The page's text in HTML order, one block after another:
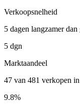
Verkoopsnelheid
5 dagen langzamer
5 dgn
Marktaandeel
47 van 481 verkopen
9.8%